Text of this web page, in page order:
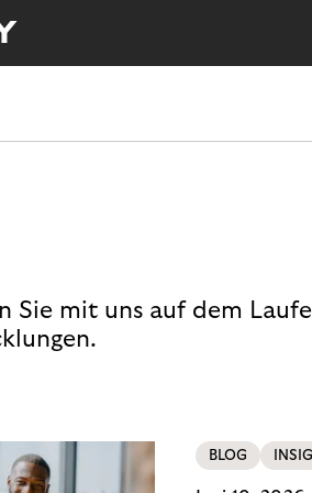
Sie mit uns auf dem
BLOG